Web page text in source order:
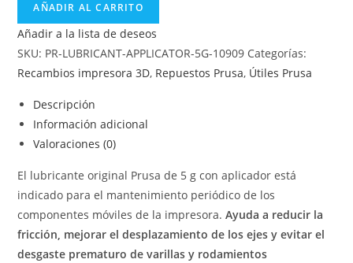
AÑADIR AL CARRITO
Añadir a la lista de deseos
SKU: PR-LUBRICANT-APPLICATOR-5G-10909 Categorías:
Recambios impresora 3D, Repuestos Prusa, Útiles Prusa
Descripción
Información adicional
Valoraciones (0)
El lubricante original Prusa de 5 g con aplicador está
indicado para el mantenimiento periódico de los
componentes móviles de la impresora.Ayuda a reducir la
fricción, mejorar el desplazamiento de los ejes y evitar el
desgaste prematuro de varillas y rodamientos